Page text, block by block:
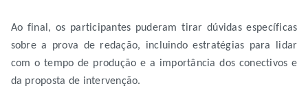
Ao final, os participantes puderam tirar dúvidas específicas
sobre a prova de redação, incluindo estratégias para lidar
com o tempo de produção e a importância dos conectivos e
da proposta de intervenção.